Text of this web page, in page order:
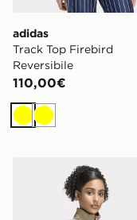
adidas
Track Top Firebird
Reversibile
110,00€
GialloGiallo
adidas Iconica